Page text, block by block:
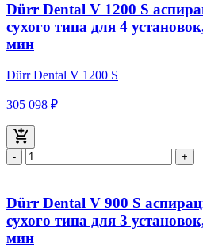
Dürr Dental V 1200 S
сухого типа для 4
мин
Dürr Dental V 1200 S
305 098 ₽
- +
Dürr Dental V 900 S
сухого типа для 3
мин